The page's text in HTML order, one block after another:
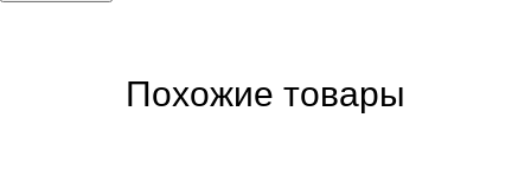
Похожие товары